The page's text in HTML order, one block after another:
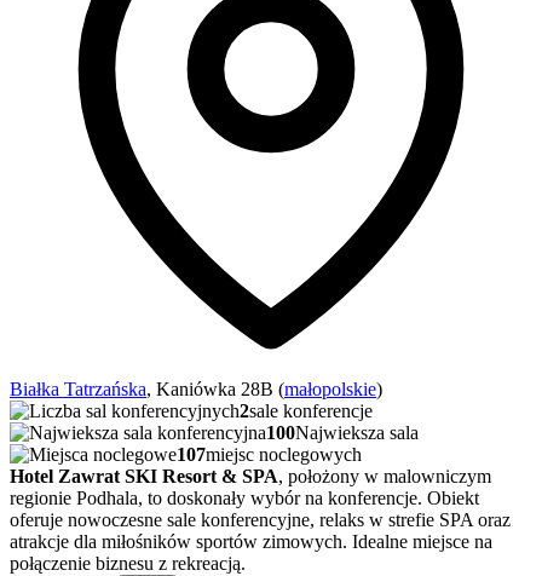
Białka Tatrzańska, Kaniówka 28B (małopolskie)
2sale konferencje
100Najwieksza sala
107miejsc noclegowych
Hotel Zawrat SKI Resort & SPA, położony w malowniczym
regionie Podhala, to doskonały wybór na konferencje. Obiekt
oferuje nowoczesne sale konferencyjne, relaks w strefie SPA oraz
atrakcje dla miłośników sportów zimowych. Idealne miejsce na
połączenie biznesu z rekreacją.